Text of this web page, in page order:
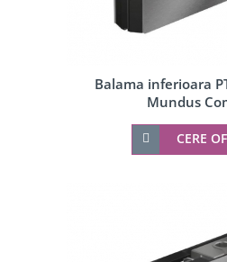
Balama inferioara
Mundus
CERE